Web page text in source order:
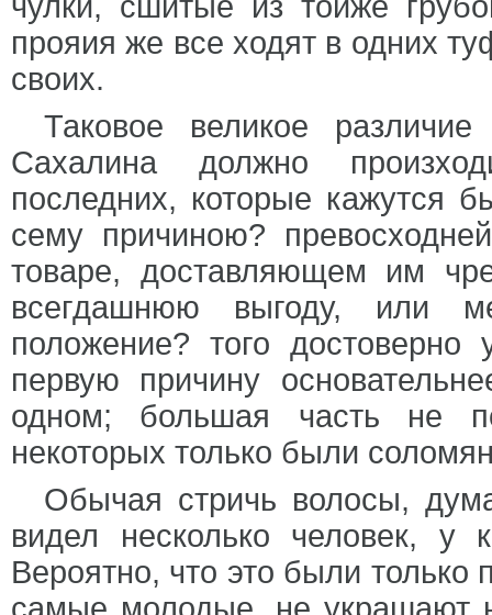
прояия же все ходят в одних
своих.
Таковое великое
Сахалина должно
последних, которые кажутся
сему причиною?
товаре, доставляющем им
всегдашнюю выгоду, или
положение? того
первую причину
одном; большая часть не
некоторых только были
Обычая стричь волосы,
видел несколько человек, у
Вероятно, что это были